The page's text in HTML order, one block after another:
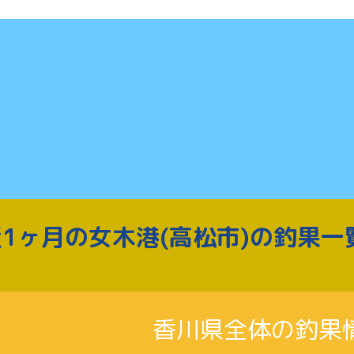
ヶ月の女木港(高松市)の釣果一
香川県全体の釣果